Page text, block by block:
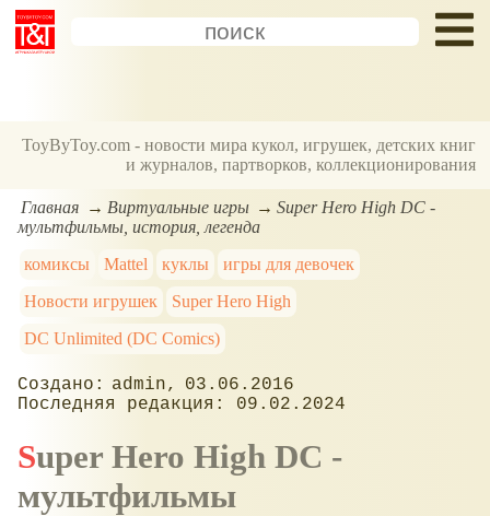
ToyByToy.com - новости мира кукол, игрушек, детских книг
и журналов, партворков, коллекционирования
Главная Виртуальные игры
Super Hero High DC -
мультфильмы, история, легенда
комиксы
Mattel куклы
игры для девочек
Новости игрушек
Super Hero High
DC Unlimited (DC Comics)
admin
03.06.2016
09.02.2024
Super Hero High DC -
мультфильмы